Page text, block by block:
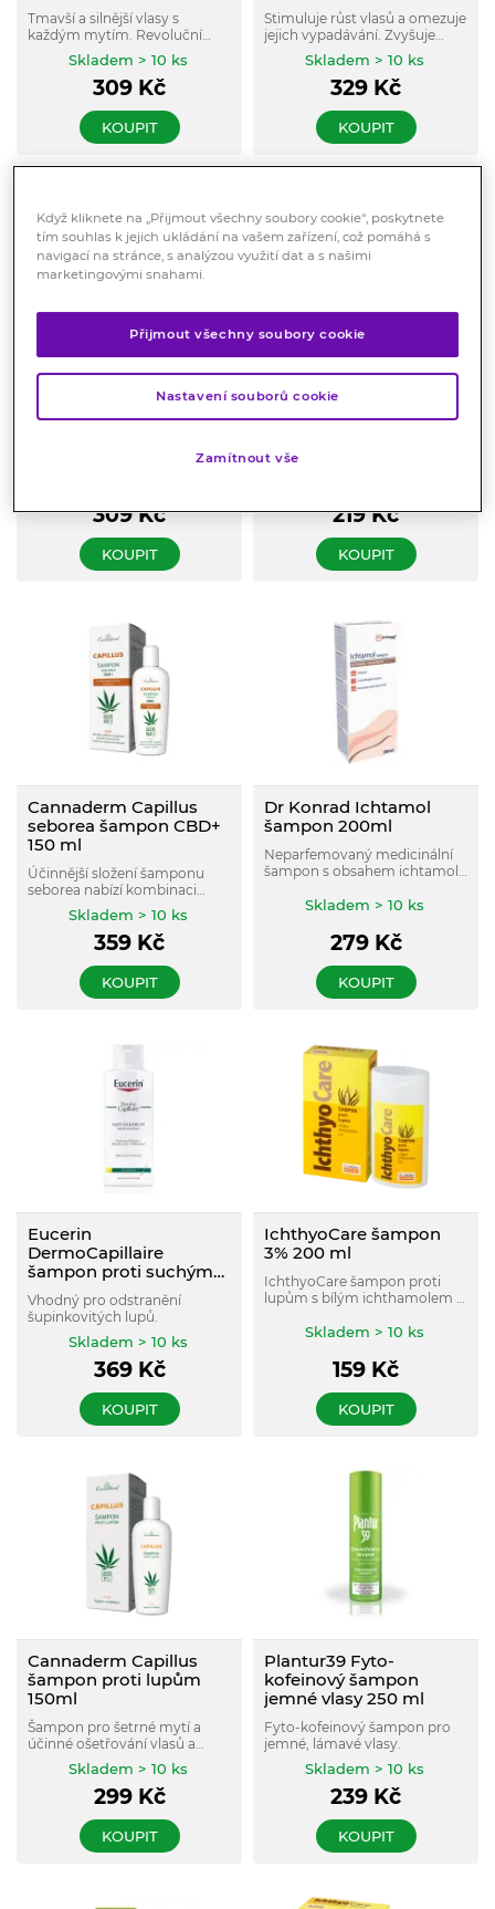
Tmavší a silnější vlasy s
každým mytím. Revoluční
šampon proti šedinám a
vypadávání vlasů.
Patentovaná repigmentační
obarví šediny a kofein posílí
kořínky vlasů. Pro mladší a
Skladem > 10 ks
309 Kč
KOUPIT
Stimuluje růst vlasů a omezuje
jejich vypadávání. Zvyšuje
hustotu vlasů, šetrně myje a
hydratuje. Připravuje pokožku
na aplikaci Revalid® Regrowth
Skladem > 10 ks
329 Kč
KOUPIT
Cannaderm Capillus
seborea šampon 150ml
začervenání a šupení vlasové
moře.
309Kč
KOUPIT
Neutrogena T/Gel Fort
šampon pro obzvlášť
svědící pokožku 150ml
lupů a zmírňuje svědění,
219Kč
KOUPIT
Cannaderm Capillus
seborea šampon CBD+
150 ml
Účinnější složení šamponu
seborea nabízí kombinaci
konopného extraktu a čistého
CBD. Exkluzivní péče o
zarudlou, svědivou a
šupinatou pokožku hlavy.
Skladem > 10 ks
359 Kč
KOUPIT
Dr Konrad Ichtamol
šampon 200ml
Neparfemovaný medicinální
šampon s obsahem ichtamolu
hexamidin. Pro pokožku se
lupence, seborhoickému
ekzému či atopickému
ekzému.
Skladem > 10 ks
279Kč
KOUPIT
Eucerin
DermoCapillaire
šampon proti suchým
lupům 250ml
Vhodný pro odstranění
šupinkovitých lupů.
Skladem > 10 ks
369Kč
KOUPIT
IchthyoCare šampon
3% 200 ml
IchthyoCare šampon proti
lupům s bílým ichthamolem 3
produkci mazu a tím výrazně
Skladem > 10 ks
159 Kč
KOUPIT
Cannaderm Capillus
šampon proti lupům
150ml
Šampon pro šetrné mytí a
účinné ošetřování vlasů a
pokožky hlavy. Zmírňuje
svědění a podráždění vlasové
pokožky, omezuje tvorbu
Skladem > 10 ks
299Kč
KOUPIT
Plantur39 Fyto-
kofeinový šampon
jemné vlasy 250 ml
Fyto-kofeinový šampon pro
jemné, lámavé vlasy.
Skladem > 10 ks
239 Kč
KOUPIT
Když kliknete na „Přijmout všechny soubory cookie“, poskytnete
tím souhlas k jejich ukládání na vašem zařízení, což pomáhá s
navigací na stránce, s analýzou využití dat a s našimi
marketingovými snahami.
Přijmout všechny soubory cookie
Nastavení souborů cookie
Zamítnout vše